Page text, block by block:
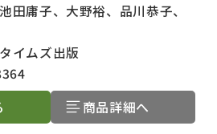
田庸子、大野裕、品川恭子、
イムズ出版
商品詳細へ